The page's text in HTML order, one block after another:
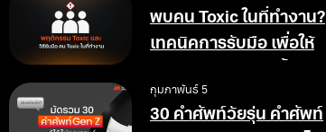
พบคน Toxic ในที่ทำงาน?
เทคนิคการรับมือ เพื่อให้
กุมภาพันธ์ 5
30 คำศัพท์วัยรุ่น คำศัพท์